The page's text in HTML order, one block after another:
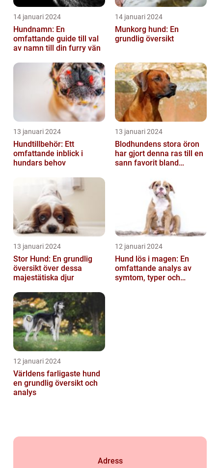
14 januari 2024
Hundnamn: En
omfattande guide till val
av namn till din furry vän
14 januari 2024
Munkorg hund: En
grundlig översikt
13 januari 2024
Hundtillbehör: Ett
omfattande inblick i
hundars behov
13 januari 2024
Blodhundens stora öron
har gjort denna ras till en
sann favorit bland
13 januari 2024
Stor Hund: En grundlig
översikt över dessa
majestätiska djur
12 januari 2024
Hund lös i magen: En
omfattande analys av
symtom, typer och
12 januari 2024
Världens farligaste hund
en grundlig översikt och
analys
Adress